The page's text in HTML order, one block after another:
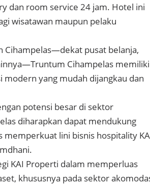
dan room service 24 jam. Hotel ini
wisatawan maupun pelaku
Cihampelas—dekat pusat belanja,
Cihampelas memiliki
yang mudah dijangkau dan
potensi besar di sektor
diharapkan dapat mendukung
lini bisnis hospitality
KAI Properti dalam memperluas
khususnya pada sektor